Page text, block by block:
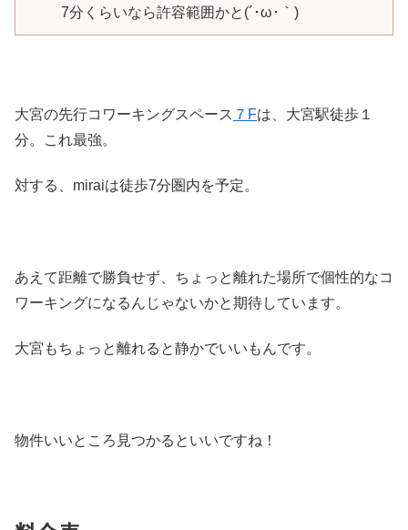
7分くらいなら許容範囲かと(´･ω･｀)
大宮の先行コワーキングスペース ７Fは、大宮駅徒歩１
分。これ最強。
対する、miraiは徒歩7分圏内を予定。
あえて距離で勝負せず、ちょっと離れた場所で個性的なコ
ワーキングになるんじゃないかと期待しています。
大宮もちょっと離れると静かでいいもんです。
物件いいところ見つかるといいですね！